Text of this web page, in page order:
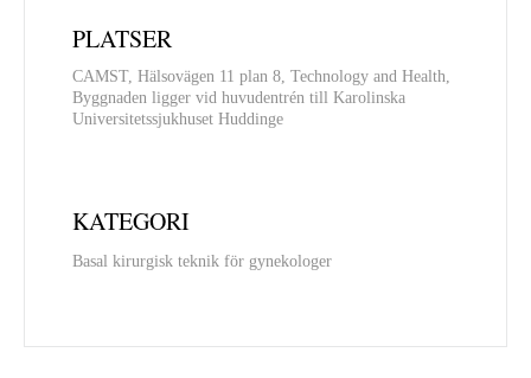
PLATSER
CAMST, Hälsovägen 11 plan 8, Technology and Health,
Byggnaden ligger vid huvudentrén till Karolinska
Universitetssjukhuset Huddinge
KATEGORI
Basal kirurgisk teknik för gynekologer